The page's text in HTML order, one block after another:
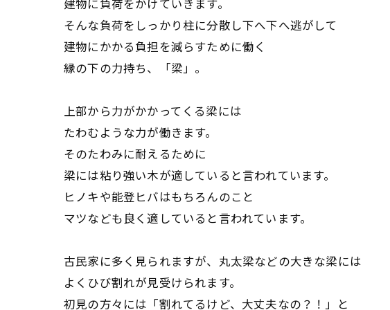
そんな負荷をしっかり柱に分散し下へ下へ逃がして
建物にかかる負担を減らすために働く
縁の下の力持ち、「梁」。
上部から力がかかってくる梁には
たわむような力が働きます。
そのたわみに耐えるために
梁には粘り強い木が適していると言われています。
ヒノキや能登ヒバはもちろんのこと
マツなども良く適していると言われています。
古民家に多く見られますが、丸太梁などの大きな梁には
よくひび割れが見受けられます。
初見の方々には「割れてるけど、大丈夫なの？！」と